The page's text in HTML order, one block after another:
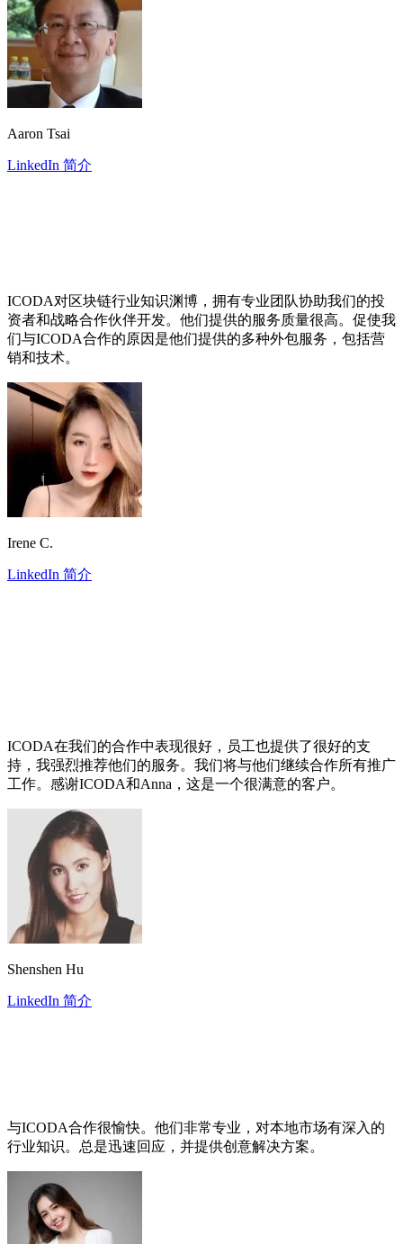
Aaron Tsai
LinkedIn 简介
ICODA对区块链行业知识渊博，拥有专业团队协助我们的投
资者和战略合作伙伴开发。他们提供的服务质量很高。促使我
们与ICODA合作的原因是他们提供的多种外包服务，包括营
销和技术。
Irene C.
LinkedIn 简介
ICODA在我们的合作中表现很好，员工也提供了很好的支
持，我强烈推荐他们的服务。我们将与他们继续合作所有推广
工作。感谢ICODA和Anna，这是一个很满意的客户。
Shenshen Hu
LinkedIn 简介
与ICODA合作很愉快。他们非常专业，对本地市场有深入的
行业知识。总是迅速回应，并提供创意解决方案。